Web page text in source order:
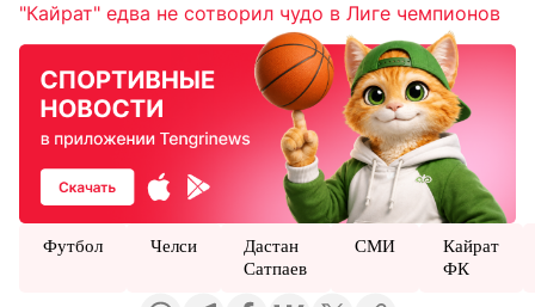
"Кайрат" едва не сотворил чудо в Лиге чемпионов
Футбол Челси
Дастан
Сатпаев
СМИ
Кайрат
ФК